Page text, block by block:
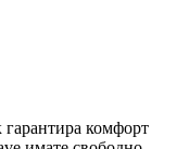
гарантира комфорт